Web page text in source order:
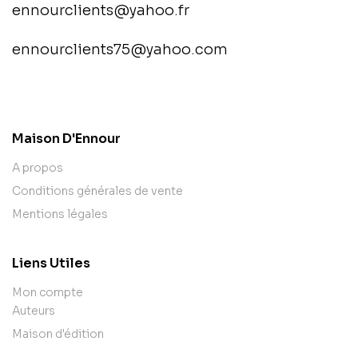
ennourclients@yahoo.fr
ennourclients75@yahoo.com
Maison D'Ennour
A propos
Conditions générales de vente
Mentions légales
Liens Utiles
Mon compte
Auteurs
Maison d'édition